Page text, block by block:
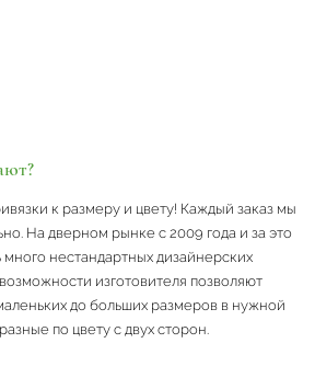
к размеру и цвету! Каждый заказ мы
На дверном рынке с 2009 года и за это
нестандартных дизайнерских
изготовителя позволяют
до больших размеров в нужной
по цвету с двух сторон.